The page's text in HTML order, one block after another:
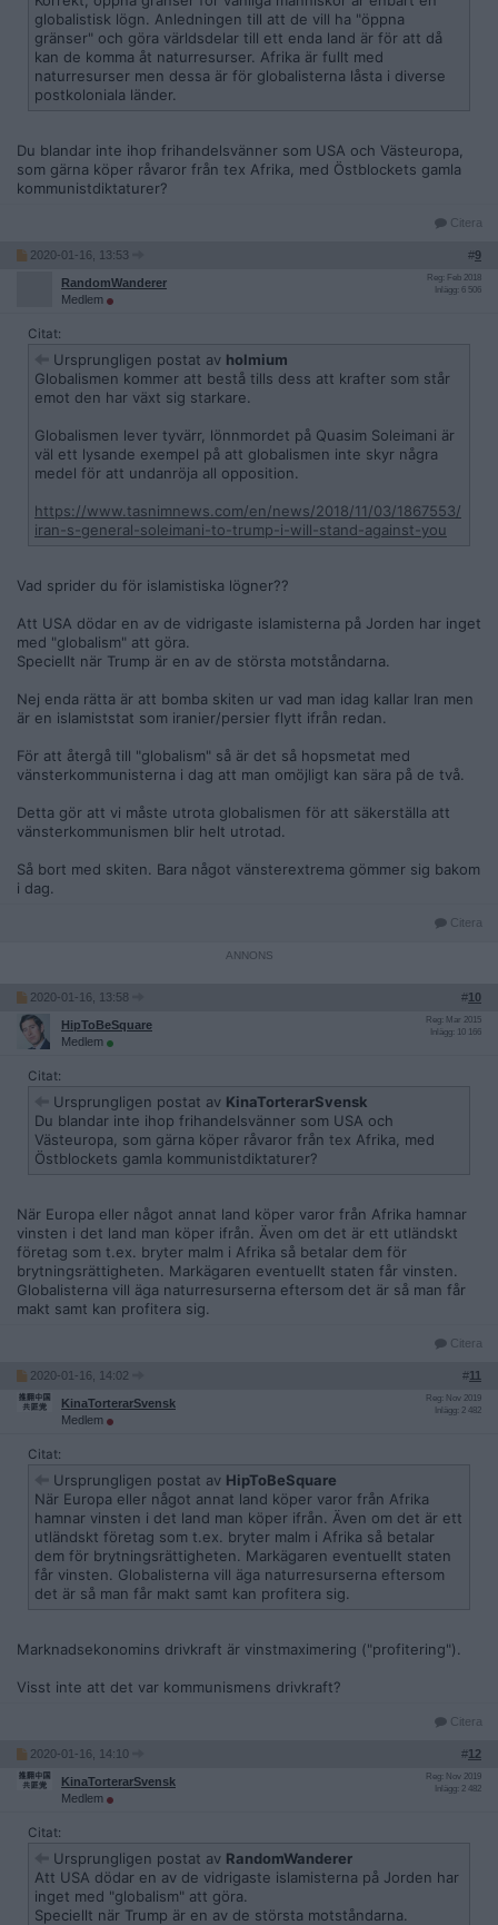
globalistisk lögn. Anledningen till att de vill ha "öppna
gränser" och göra världsdelar till ett enda land är för att då
kan de komma åt naturresurser. Afrika är fullt med
naturresurser men dessa är för globalisterna låsta i diverse
postkoloniala länder.
Du blandar inte ihop frihandelsvänner som USA och Västeuropa,
som gärna köper råvaror från tex Afrika, med Östblockets gamla
kommunistdiktaturer?
Citera
2020-01-16, 13:53 #9
RandomWanderer
Medlem
Reg: Feb 2018
Inlägg: 6 506
Citat:
Ursprungligen postat av holmium
Globalismen kommer att bestå tills dess att krafter som står
emot den har växt sig starkare.
Globalismen lever tyvärr, lönnmordet på Quasim Soleimani är
väl ett lysande exempel på att globalismen inte skyr några
medel för att undanröja all opposition.
https://www.tasnimnews.com/en/news/2018/11/03/1867553/
iran-s-general-soleimani-to-trump-i-will-stand-against-you
Vad sprider du för islamistiska lögner??
Att USA dödar en av de vidrigaste islamisterna på Jorden har inget
med "globalism" att göra.
Speciellt när Trump är en av de största motståndarna.
Nej enda rätta är att bomba skiten ur vad man idag kallar Iran men
är en islamiststat som iranier/persier flytt ifrån redan.
För att återgå till "globalism" så är det så hopsmetat med
vänsterkommunisterna i dag att man omöjligt kan sära på de två.
Detta gör att vi måste utrota globalismen för att säkerställa att
vänsterkommunismen blir helt utrotad.
Så bort med skiten. Bara något vänsterextrema gömmer sig bakom
i dag.
Citera
2020-01-16, 13:58 #10
HipToBeSquare
Medlem
Reg: Mar 2015
Inlägg: 10 166
Citat:
Ursprungligen postat av KinaTorterarSvensk
Du blandar inte ihop frihandelsvänner som USA och
Västeuropa, som gärna köper råvaror från tex Afrika, med
Östblockets gamla kommunistdiktaturer?
När Europa eller något annat land köper varor från Afrika hamnar
vinsten i det land man köper ifrån. Även om det är ett utländskt
företag som t.ex. bryter malm i Afrika så betalar dem för
brytningsrättigheten. Markägaren eventuellt staten får vinsten.
Globalisterna vill äga naturresurserna eftersom det är så man får
makt samt kan profitera sig.
Citera
2020-01-16, 14:02 #11
KinaTorterarSvensk
Medlem
Reg: Nov 2019
Inlägg: 2 482
Citat:
Ursprungligen postat av HipToBeSquare
När Europa eller något annat land köper varor från Afrika
hamnar vinsten i det land man köper ifrån. Även om det är ett
utländskt företag som t.ex. bryter malm i Afrika så betalar
dem för brytningsrättigheten. Markägaren eventuellt staten
får vinsten. Globalisterna vill äga naturresurserna eftersom
det är så man får makt samt kan profitera sig.
Marknadsekonomins drivkraft är vinstmaximering ("profitering").
Visst inte att det var kommunismens drivkraft?
Citera
2020-01-16, 14:10 #12
KinaTorterarSvensk
Medlem
Reg: Nov 2019
Inlägg: 2 482
Citat:
Ursprungligen postat av RandomWanderer
Att USA dödar en av de vidrigaste islamisterna på Jorden har
inget med "globalism" att göra.
Speciellt när Trump är en av de största motståndarna.